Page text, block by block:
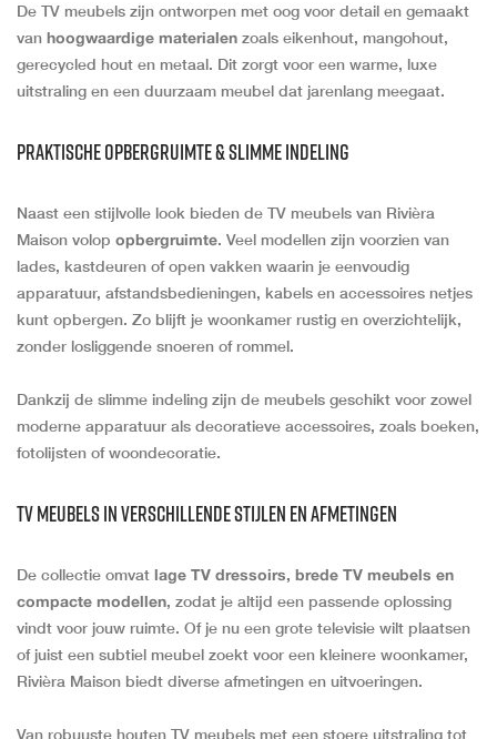
De TV meubels zijn ontworpen met oog voor detail en gemaakt
van hoogwaardige materialen zoals eikenhout, mangohout,
gerecycled hout en metaal. Dit zorgt voor een warme, luxe
uitstraling en een duurzaam meubel dat jarenlang meegaat.
Praktische opbergruimte & slimme indeling
Naast een stijlvolle look bieden de TV meubels van Rivièra
Maison volop opbergruimte. Veel modellen zijn voorzien van
lades, kastdeuren of open vakken waarin je eenvoudig
apparatuur, afstandsbedieningen, kabels en accessoires netjes
kunt opbergen. Zo blijft je woonkamer rustig en overzichtelijk,
zonder losliggende snoeren of rommel.
Dankzij de slimme indeling zijn de meubels geschikt voor zowel
moderne apparatuur als decoratieve accessoires, zoals boeken,
fotolijsten of woondecoratie.
TV meubels in verschillende stijlen en afmetingen
De collectie omvat lage TV dressoirs, brede TV meubels en
compacte modellen, zodat je altijd een passende oplossing
vindt voor jouw ruimte. Of je nu een grote televisie wilt plaatsen
of juist een subtiel meubel zoekt voor een kleinere woonkamer,
Rivièra Maison biedt diverse afmetingen en uitvoeringen.
Van robuuste houten TV meubels met een stoere uitstraling tot